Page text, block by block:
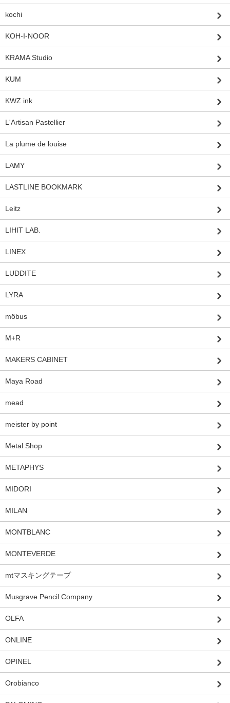
kochi
KOH-I-NOOR
KRAMA Studio
KUM
KWZ ink
L'Artisan Pastellier
La plume de louise
LAMY
LASTLINE BOOKMARK
Leitz
LIHIT LAB.
LINEX
LUDDITE
LYRA
möbus
M+R
MAKERS CABINET
Maya Road
mead
meister by point
Metal Shop
METAPHYS
MIDORI
MILAN
MONTBLANC
MONTEVERDE
mtマスキングテープ
Musgrave Pencil Company
OLFA
ONLINE
OPINEL
Orobianco